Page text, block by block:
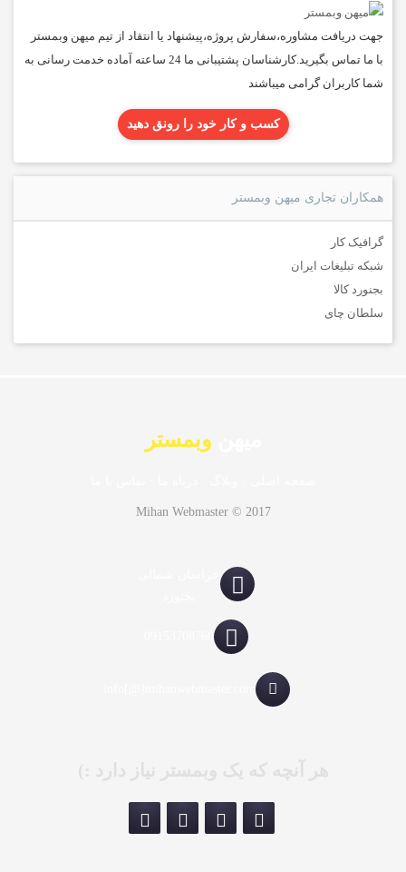
جهت دریافت مشاوره،سفارش پروژه،پیشنهاد یا انتقاد از تیم میهن وبمستر
با ما تماس بگیرید.کارشناسان پشتیبانی ما 24 ساعته آماده خدمت رسانی به
شما کاربران گرامی میباشند
کسب و کار خود را رونق دهید
همکاران تجاری میهن وبمستر
گرافیک کار
شبکه تبلیغات ایران
بجنورد کالا
سلطان چای
وبمستر
Mihan Webmaster © 2017